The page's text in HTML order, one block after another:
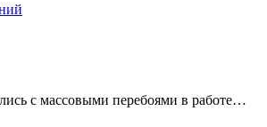
с массовыми перебоями в работе…